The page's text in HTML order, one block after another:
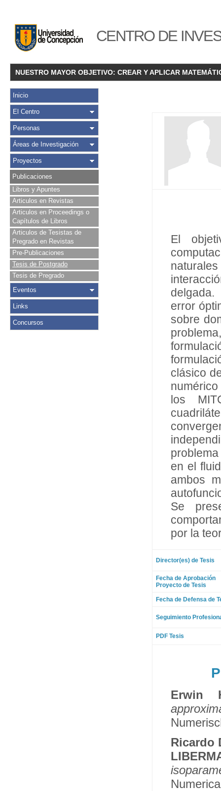
CENTRO DE
NUESTRO MAYOR OBJETIVO: CREAR Y APLICAR
Inicio
El Centro
Personas
Áreas de Investigación
Proyectos
Publicaciones
Libros y Apuntes
Articulos en Revistas
Articulos en Proceedings o
Capítulos de Libros
Articulos de Tesistas de
Pregrado en Revistas
Pre-Publicaciones
Tesis de Postgrado
Tesis de Pregrado
Eventos
Links
Concursos
El
error
sobre
clásico
los
en el
ambos
Se
por la
Director(es) de Tesis
Fecha de Aprobación
Proyecto de Tesis
Fecha de Defensa de
Seguimiento
PDF Tesis
Erwin
Ricardo